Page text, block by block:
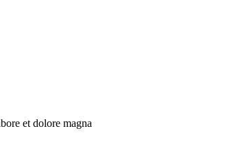
et dolore magna